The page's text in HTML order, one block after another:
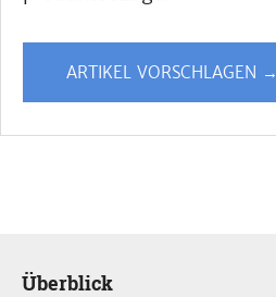
ARTIKEL VORSCHLAGEN →
Überblick